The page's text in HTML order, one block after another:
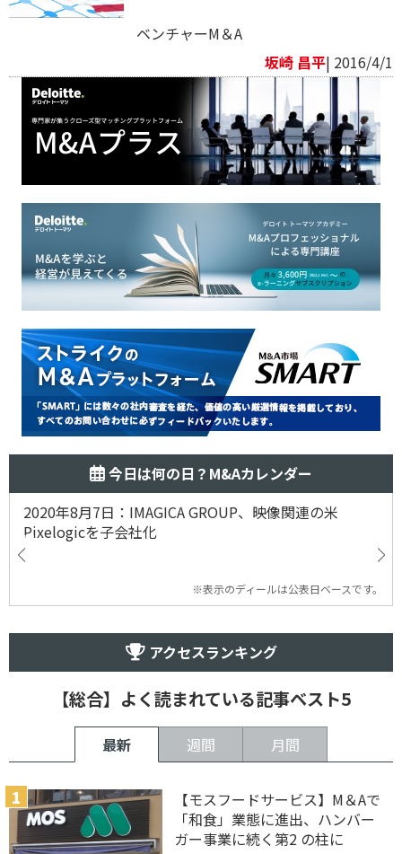
ベンチャーM＆A
坂崎 昌平| 2016/4/1
今日は何の日？M&Aカレンダー
2020年8月7日：IMAGICA GROUP、映像関連の米
Pixelogicを子会社化
※表示のディールは公表日ベースです。
アクセスランキング
【総合】よく読まれている記事ベスト5
最新 週間 月間
【モスフードサービス】M＆Aで
「和食」業態に進出、ハンバー
ガー事業に続く第2 の柱に